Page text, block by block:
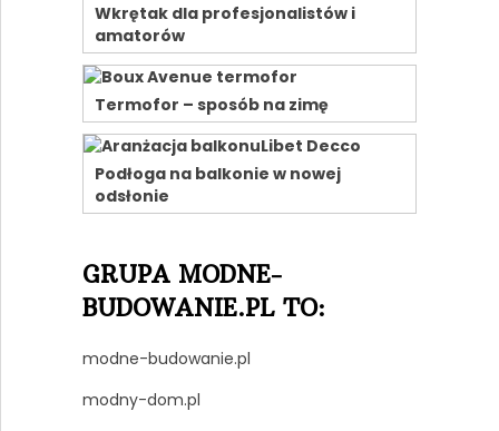
Wkrętak dla profesjonalistów i
amatorów
Termofor – sposób na zimę
Podłoga na balkonie w nowej
odsłonie
GRUPA MODNE-
BUDOWANIE.PL TO:
modne-budowanie.pl
modny-dom.pl